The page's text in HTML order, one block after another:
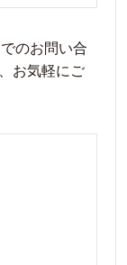
のお問い合
お気軽にご